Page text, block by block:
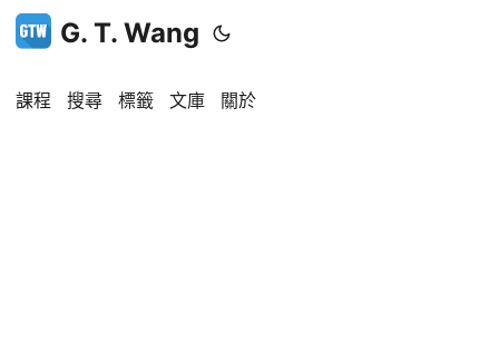
G. T. Wang
課程 搜尋 標籤 文庫 關於